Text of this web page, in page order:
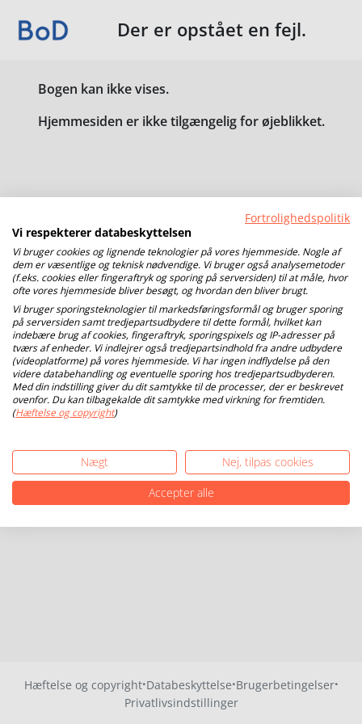
Der er opstået en fejl.
Bogen kan ikke vises.
Hjemmesiden er ikke tilgængelig for øjeblikket.
Hæftelse og copyright·Databeskyttelse·Brugerbetingelser·
Privatlivsindstillinger
Fortrolighedspolitik
Vi respekterer databeskyttelsen
Vi bruger cookies og lignende teknologier på vores hjemmeside. Nogle af
dem er væsentlige og teknisk nødvendige. Vi bruger også analysemetoder
(f.eks. cookies eller fingeraftryk og sporing på serversiden) til at måle, hvor
ofte vores hjemmeside bliver besøgt, og hvordan den bliver brugt.
Vi bruger sporingsteknologier til markedsføringsformål og bruger sporing
på serversiden samt tredjepartsudbydere til dette formål, hvilket kan
indebære brug af cookies, fingeraftryk, sporingspixels og IP-adresser på
tværs af enheder. Vi indlejrer også tredjepartsindhold fra andre udbydere
(videoplatforme) på vores hjemmeside. Vi har ingen indflydelse på den
videre databehandling og eventuelle sporing hos tredjepartsudbyderen.
Med din indstilling giver du dit samtykke til de processer, der er beskrevet
ovenfor. Du kan tilbagekalde dit samtykke med virkning for fremtiden.
(Hæftelse og copyright)
Nægt
Nej, tilpas cookies
Accepter alle